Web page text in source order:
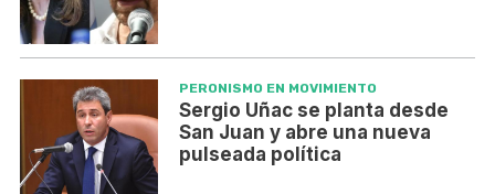
PERONISMO EN MOVIMIENTO
Sergio Uñac se planta desde
San Juan y abre una nueva
pulseada política